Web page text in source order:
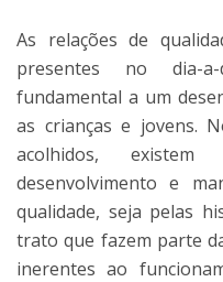
As relações de
presentes no dia-
fundamental a um
as crianças e jovens.
acolhidos, existem
desenvolvimento e
qualidade, seja pelas
trato que fazem parte
inerentes ao